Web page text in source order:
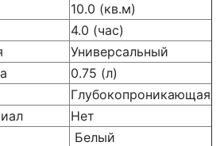
10.0 (кв.м)
4.0 (час)
Универсальный
0.75 (л)
Глубокопроникающая
Нет
Белый